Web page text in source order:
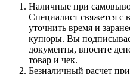
Наличные при
Специалист свяжется с
уточнить время и
купюры. Вы
документы, вносите
товар и чек.
Безналичный расчет